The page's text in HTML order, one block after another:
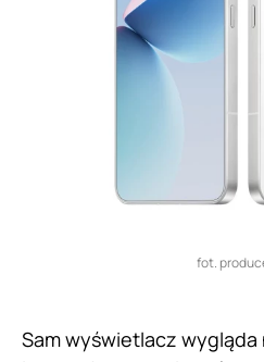
fot.
Sam wyświetlacz wygląda